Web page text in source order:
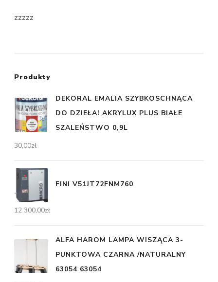
zzzzz
Produkty
DEKORAL EMALIA SZYBKOSCHNĄCA
DO DZIEŁA! AKRYLUX PLUS BIAŁE
SZALEŃSTWO 0,9L
30,00zł
FINI V51JT72FNM760
12 300,00zł
ALFA HAROM LAMPA WISZĄCA 3-
PUNKTOWA CZARNA /NATURALNY
63054 63054